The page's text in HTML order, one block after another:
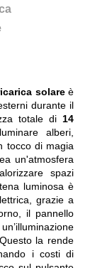
solareè
durante il
totale di 14
alberi,
tocco di magia
un'atmosfera
spazi
luminosa è
grazie a
il pannello
Questo la rende
i costi di